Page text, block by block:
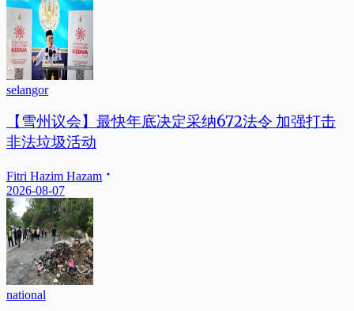
selangor
【雪州议会】最快年底决定采纳672法令 加强打击
非法垃圾活动
Fitri Hazim Hazam
2026-08-07
national